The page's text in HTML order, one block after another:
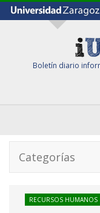
Boletín diario
Categorías
RECURSOS HUMANOS